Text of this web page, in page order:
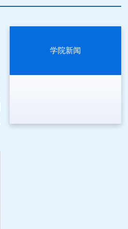
学院新闻